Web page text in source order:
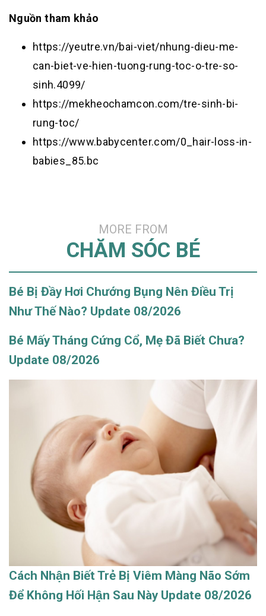
Nguồn tham khảo
https://yeutre.vn/bai-viet/nhung-dieu-me-
can-biet-ve-hien-tuong-rung-toc-o-tre-so-
sinh.4099/
https://mekheochamcon.com/tre-sinh-bi-
rung-toc/
https://www.babycenter.com/0_hair-loss-in-
babies_85.bc
MORE FROM
CHĂM SÓC BÉ
Bé Bị Đầy Hơi Chướng Bụng Nên Điều Trị
Như Thế Nào? Update 08/2026
Bé Mấy Tháng Cứng Cổ, Mẹ Đã Biết Chưa?
Update 08/2026
Cách Nhận Biết Trẻ Bị Viêm Màng Não Sớm
Để Không Hối Hận Sau Này Update 08/2026